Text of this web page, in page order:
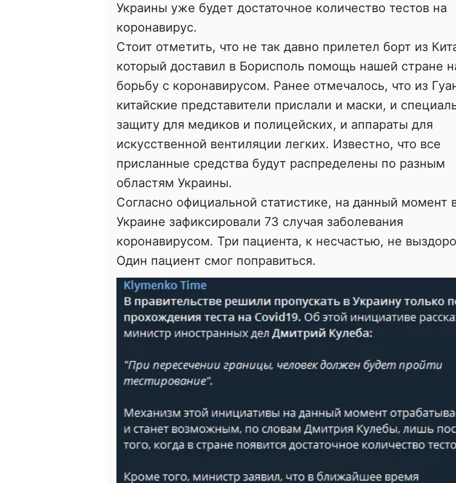
Украины уже будет достаточное количество тестов на
коронавирус.
Стоит отметить, что не так давно прилетел борт из
который доставил в Борисполь помощь нашей стране
борьбу с коронавирусом. Ранее отмечалось, что из
китайские представители прислали и маски, и
защиту для медиков и полицейских, и аппараты для
искусственной вентиляции легких. Известно, что все
присланные средства будут распределены по разным
областям Украины.
Согласно официальной статистике, на данный момент
Украине зафиксировали 73 случая заболевания
коронавирусом. Три пациента, к несчастью, не
Один пациент смог поправиться.